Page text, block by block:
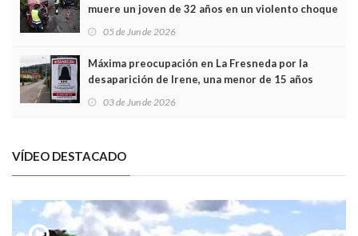
muere un joven de 32 años en un violento choque
05 de Jun de 2026
Máxima preocupación en La Fresneda por la
desaparición de Irene, una menor de 15 años
03 de Jun de 2026
VÍDEO DESTACADO